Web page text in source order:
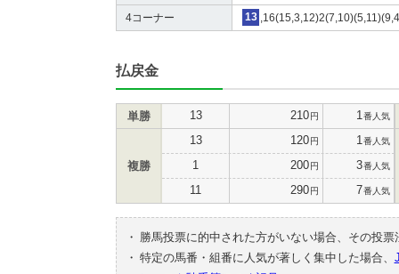
4コーナー 13
払戻金
単勝 13 210円 1 番人気
複勝
13 120円 1 番人気
1 200円 3番人気
11 290円 7番人気
・
勝馬投票に的中された方がいない場合、その投
・ 特定の馬番・組番に人気が著しく集中した場合、